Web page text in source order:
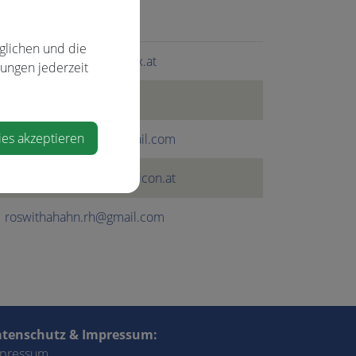
raimund.salzmann@gmx.at
georgwagner1992@gmail.com
josef.baumgartner@apricon.at
roswithahahn.rh@gmail.com
& Impressum:
und die
jederzeit
akzeptieren